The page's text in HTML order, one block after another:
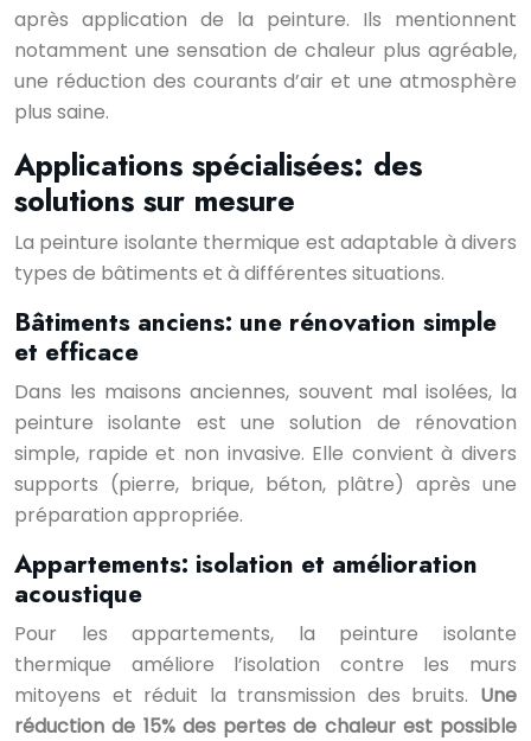
après application de la peinture. Ils mentionnent
notamment une sensation de chaleur plus agréable,
une réduction des courants d’air et une atmosphère
plus saine.
Applications spécialisées: des
solutions sur mesure
La peinture isolante thermique est adaptable à divers
types de bâtiments et à différentes situations.
Bâtiments anciens: une rénovation simple
et efficace
Dans les maisons anciennes, souvent mal isolées, la
peinture isolante est une solution de rénovation
simple, rapide et non invasive. Elle convient à divers
supports (pierre, brique, béton, plâtre) après une
préparation appropriée.
Appartements: isolation et amélioration
acoustique
Pour les appartements, la peinture isolante
thermique améliore l’isolation contre les murs
mitoyens et réduit la transmission des bruits. Une
réduction de 15% des pertes de chaleur est possible